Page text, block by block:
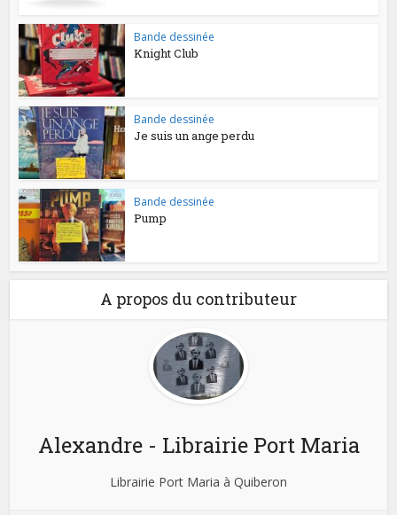
Bande dessinée
Knight Club
Bande dessinée
Je suis un ange perdu
Bande dessinée
Pump
A propos du contributeur
Alexandre - Librairie Port Maria
Librairie Port Maria à Quiberon